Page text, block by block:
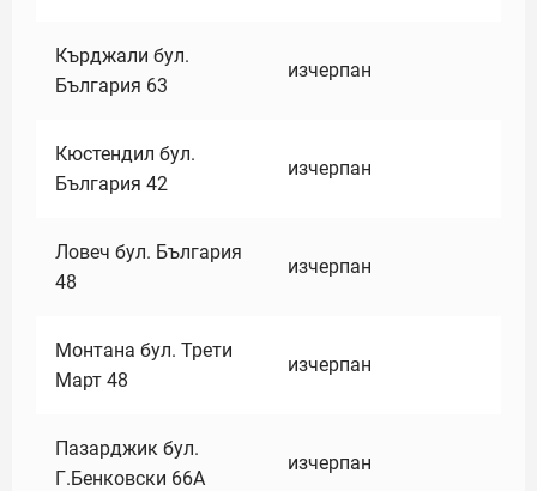
Кърджали бул.
България 63
изчерпан
Кюстендил бул.
България 42
изчерпан
Ловеч бул. България
48
изчерпан
Монтана бул. Трети
Март 48
изчерпан
Пазарджик бул.
Г.Бенковски 66А
изчерпан